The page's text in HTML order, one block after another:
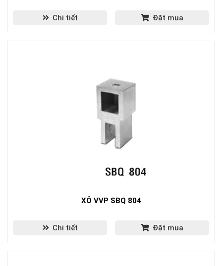
Chi tiết Đặt mua
XỎ VVP SBQ 804
Chi tiết Đặt mua